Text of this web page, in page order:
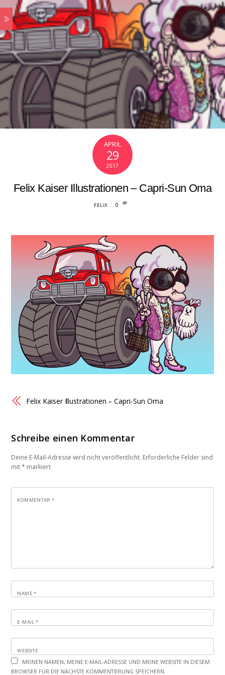
APRIL
29
2017
Felix Kaiser Illustrationen – Capri-Sun Oma
FELIX 0
Felix Kaiser Illustrationen – Capri-Sun Oma
Schreibe einen Kommentar
Deine E-Mail-Adresse wird nicht veröffentlicht. Erforderliche Felder sind
mit* markiert
KOMMENTAR*
NAME*
E-MAIL*
WEBSITE
MEINEN NAMEN, MEINE E-MAIL-ADRESSE UND MEINE WEBSITE IN DIESEM
BROWSER FÜR DIE NÄCHSTE KOMMENTIERUNG SPEICHERN.